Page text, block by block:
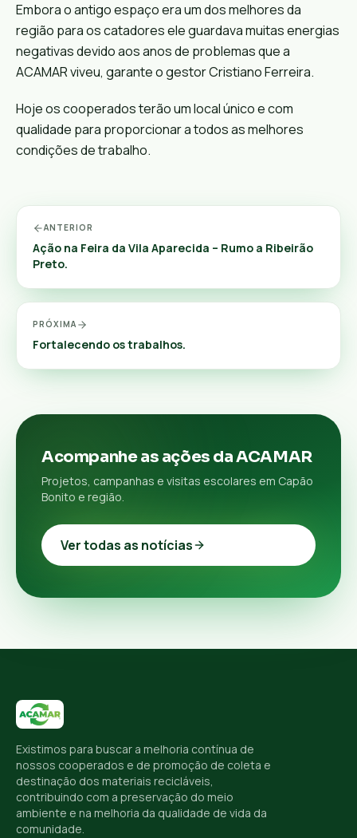
Embora o antigo espaço era um dos melhores da
região para os catadores ele guardava muitas energias
negativas devido aos anos de problemas que a
ACAMAR viveu, garante o gestorCristiano Ferreira.
Hoje os cooperados terão um local único e com
qualidade para proporcionar a todos as melhores
condições de trabalho.
ANTERIOR
Ação na Feira da Vila Aparecida – Rumo a Ribeirão
Preto.
PRÓXIMA
Fortalecendo os trabalhos.
Acompanhe as ações da ACAMAR
Projetos, campanhas e visitas escolares em Capão
Bonito e região.
Ver todas as notícias
Existimos para buscar a melhoria contínua de
nossos cooperados e de promoção de coleta e
destinação dos materiais recicláveis,
contribuindo com a preservação do meio
ambiente e na melhoria da qualidade de vida da
comunidade.